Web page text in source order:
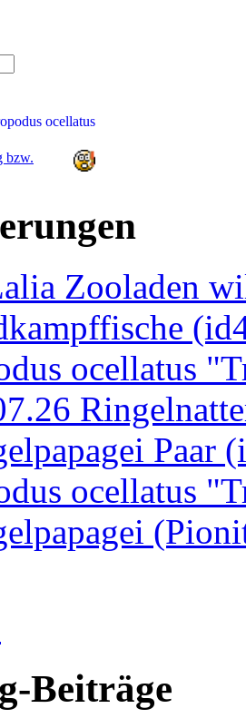
bzw.
Zooladen
ocellatus
Paar
ocellatus
Beiträge